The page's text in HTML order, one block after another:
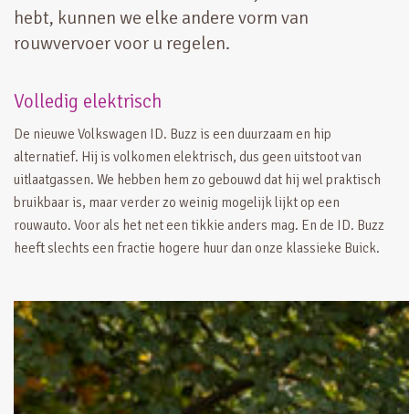
hebt, kunnen we elke andere vorm van
rouwvervoer voor u regelen.
Volledig elektrisch
De nieuwe Volkswagen ID. Buzz is een duurzaam en hip
alternatief. Hij is volkomen elektrisch, dus geen uitstoot van
uitlaatgassen. We hebben hem zo gebouwd dat hij wel praktisch
bruikbaar is, maar verder zo weinig mogelijk lijkt op een
rouwauto. Voor als het net een tikkie anders mag. En de ID. Buzz
heeft slechts een fractie hogere huur dan onze klassieke Buick.